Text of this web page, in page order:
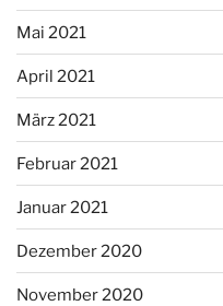
Mai 2021
April 2021
März 2021
Februar 2021
Januar 2021
Dezember 2020
November 2020